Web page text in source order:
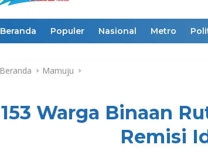
Beranda Populer Nasional Metro
Beranda Mamuju
153 Warga Binaan
Remisi